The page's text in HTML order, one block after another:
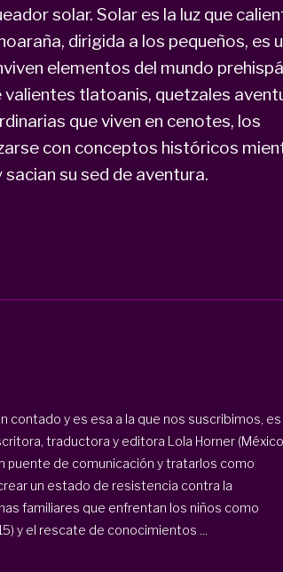
solar. Solar es la luz que
dirigida a los pequeños, es
elementos del mundo
tlatoanis, quetzales
que viven en cenotes, los
con conceptos históricos
su sed de aventura.
contado y es esa a la que nos suscribimos, es
traductora y editora Lola Horner
puente de comunicación y tratarlos como
un estado de resistencia contra la
familiares que enfrentan los niños como
y el rescate de conocimientos ...